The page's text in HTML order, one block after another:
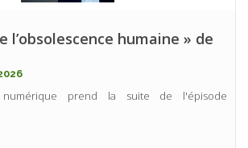
l’obsolescence humaine » de
numérique prend la suite de l'épisode